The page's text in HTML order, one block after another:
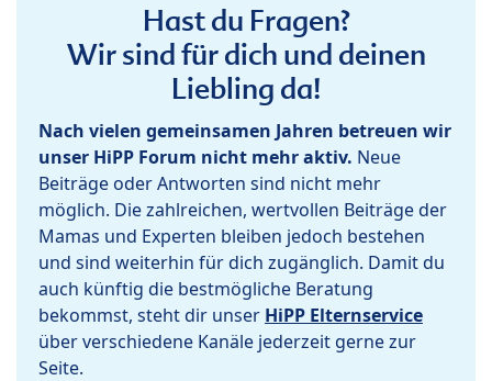
Hast du Fragen?
Wir sind für dich und deinen
Liebling da!
Nach vielen gemeinsamen Jahren betreuen wir
unser HiPP Forum nicht mehr aktiv. Neue
Beiträge oder Antworten sind nicht mehr
möglich. Die zahlreichen, wertvollen Beiträge der
Mamas und Experten bleiben jedoch bestehen
und sind weiterhin für dich zugänglich. Damit du
auch künftig die bestmögliche Beratung
bekommst, steht dir unser HiPP Elternservice
über verschiedene Kanäle jederzeit gerne zur
Seite.